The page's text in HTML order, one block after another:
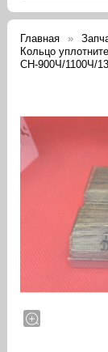
Главная
Кольцо
СН-900Ч/1100Ч/